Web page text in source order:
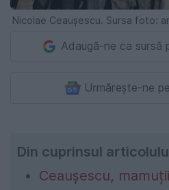
Nicolae Ceaușescu. Sursa foto:
Adaugă-ne ca sursă
Urmărește-ne
Din cuprinsul
Ceaușescu,